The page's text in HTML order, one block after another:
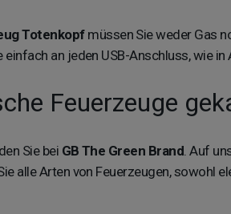
Totenkopfmüssen Sie weder Gas
an jeden USB-Anschluss, wie
Feuerzeuge
Sie bei GB The Green Brand. Auf
alle Arten von Feuerzeugen, sowohl